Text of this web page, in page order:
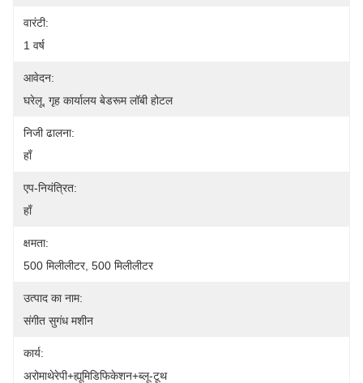
वारंटी:
1 वर्ष
आवेदन:
घरेलू, गृह कार्यालय बेडरूम लॉबी होटल
निजी ढालना:
हाँ
एप-नियंत्रित:
हाँ
क्षमता:
500 मिलीलीटर, 500 मिलीलीटर
उत्पाद का नाम:
संगीत सुगंध मशीन
कार्य:
अरोमाथेरेपी+ह्यूमिडिफिकेशन+ब्लू-टूथ